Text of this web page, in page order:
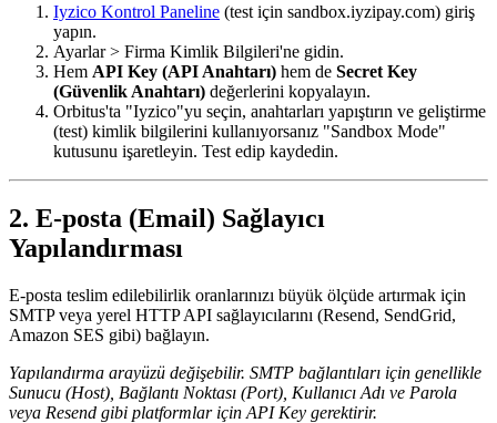
Iyzico Kontrol Paneline (test için sandbox.iyzipay.com) giriş
yapın.
Ayarlar > Firma Kimlik Bilgileri'ne gidin.
Hem API Key (API Anahtarı) hem de Secret Key
(Güvenlik Anahtarı) değerlerini kopyalayın.
Orbitus'ta "Iyzico"yu seçin, anahtarları yapıştırın ve geliştirme
(test) kimlik bilgilerini kullanıyorsanız "Sandbox Mode"
kutusunu işaretleyin. Test edip kaydedin.
2. E-posta (Email) Sağlayıcı
Yapılandırması
E-posta teslim edilebilirlik oranlarınızı büyük ölçüde artırmak için
SMTP veya yerel HTTP API sağlayıcılarını (Resend, SendGrid,
Amazon SES gibi) bağlayın.
Yapılandırma arayüzü değişebilir. SMTP bağlantıları için genellikle
Sunucu (Host), Bağlantı Noktası (Port), Kullanıcı Adı ve Parola
veya Resend gibi platformlar için API Key gerektirir.